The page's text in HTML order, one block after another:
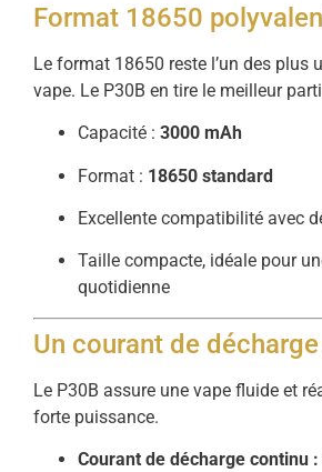
Format 18650
Le format 18650 reste l’un des plus
vape. Le P30B en tire le meilleur
Capacité : 3000 mAh
Format : 18650 standard
Excellente compatibilité avec
Taille compacte, idéale pour
quotidienne
Un courant de
Le P30B assure une vape fluide et
forte puissance.
Courant de décharge continu